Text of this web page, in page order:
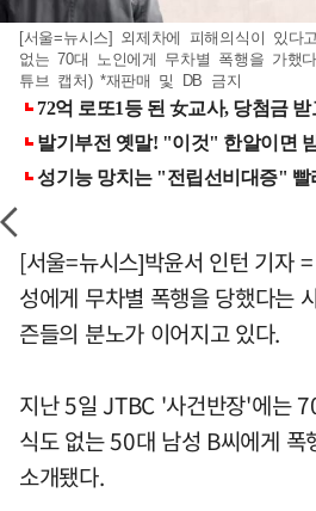
[서울=뉴시스] 외제차에 피해의식이 있다
없는 70대 노인에게 무차별 폭행을 가했
튜브 캡처) *재판매 및 DB 금지
[서울=뉴시스]박윤서 인턴 기자
성에게 무차별 폭행을 당했다는
즌들의 분노가 이어지고 있다.
지난 5일 JTBC '사건반장'에는
식도 없는 50대 남성 B씨에게 폭
소개됐다.